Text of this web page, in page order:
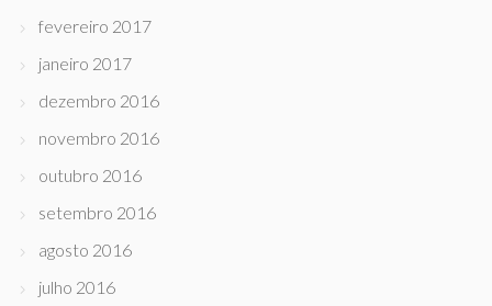
fevereiro 2017
janeiro 2017
dezembro 2016
novembro 2016
outubro 2016
setembro 2016
agosto 2016
julho 2016